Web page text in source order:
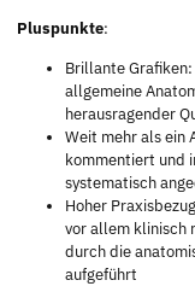
Pluspunkte:
Brillante
allgemeine
herausragender
Weit mehr als ein
kommentiert und
systematisch
Hoher
vor allem klinisch
durch die
aufgeführt